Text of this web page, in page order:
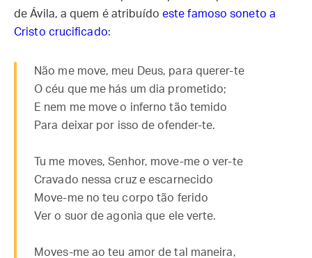
de Ávila, a quem é atribuído este famoso soneto a
Cristo crucificado:
Não me move, meu Deus, para querer-te
O céu que me hás um dia prometido;
E nem me move o inferno tão temido
Para deixar por isso de ofender-te.
Tu me moves, Senhor, move-me o ver-te
Cravado nessa cruz e escarnecido
Move-me no teu corpo tão ferido
Ver o suor de agonia que ele verte.
Moves-me ao teu amor de tal maneira,